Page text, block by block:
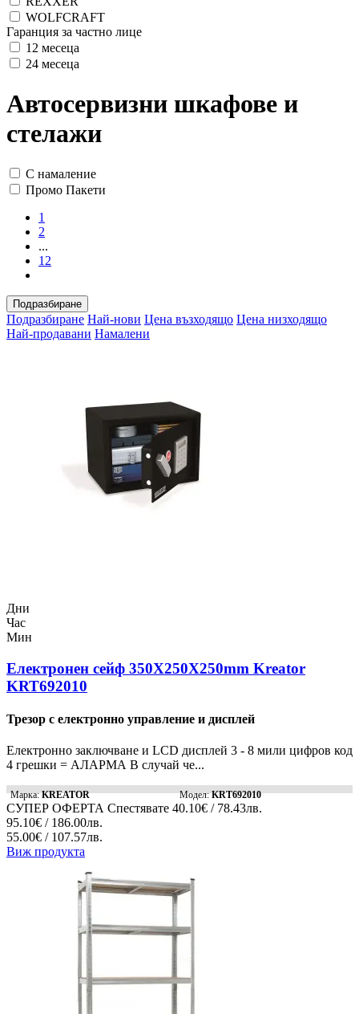
WOLFCRAFT
Гаранция за частно лице
12 месеца
24 месеца
Автосервизни шкафове и
стелажи
С намаление
Промо Пакети
1
2
...
12
Подразбиране
Подразбиране Най-нови Цена възходящо Цена низходящо
Най-продавани Намалени
Дни
Час
Мин
Електронен сейф 350X250X250mm Kreator
KRT692010
Трезор с електронно управление и дисплей
Електронно заключване и LCD дисплей 3 - 8 мили цифров код
4 грешки = АЛАРМА В случай че...
Марка:KREATOR Модел:KRT692010
СУПЕР ОФЕРТА Спестявате 40.10€ / 78.43лв.
95.10€ / 186.00лв.
55.00€ / 107.57лв.
Виж продукта